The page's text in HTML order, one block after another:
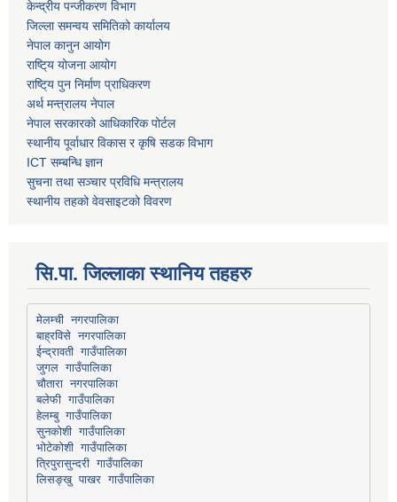
केन्द्रीय पन्जीकरण विभाग
जिल्ला समन्वय समितिको कार्यालय
नेपाल कानुन आयोग
राष्टि्य योजना आयोग
राष्टि्य पुन निर्माण प्राधिकरण
अर्थ मन्त्रालय नेपाल
नेपाल सरकारको आधिकारिक पोर्टल
स्थानीय पूर्वाधार विकास र कृषि सडक विभाग
ICT सम्बन्धि ज्ञान
सुचना तथा सञ्चार प्रविधि मन्त्रालय
स्थानीय तहको वेवसाइटको विवरण
सि.पा. जिल्लाका स्थानिय तहहरु
मेलम्ची नगरपालिका
बाह्रविसे नगरपालिका
ईन्द्रावती गाउँपालिका
जुगल गाउँपालिका
चौतारा नगरपालिका
बलेफी गाउँपालिका
हेलम्बु गाउँपालिका
सुनकोशी गाउँपालिका
भोटेकोशी गाउँपालिका
त्रिपुरासुन्दरी गाउँपालिका
लिसङ्खु पाखर गाउँपालिका